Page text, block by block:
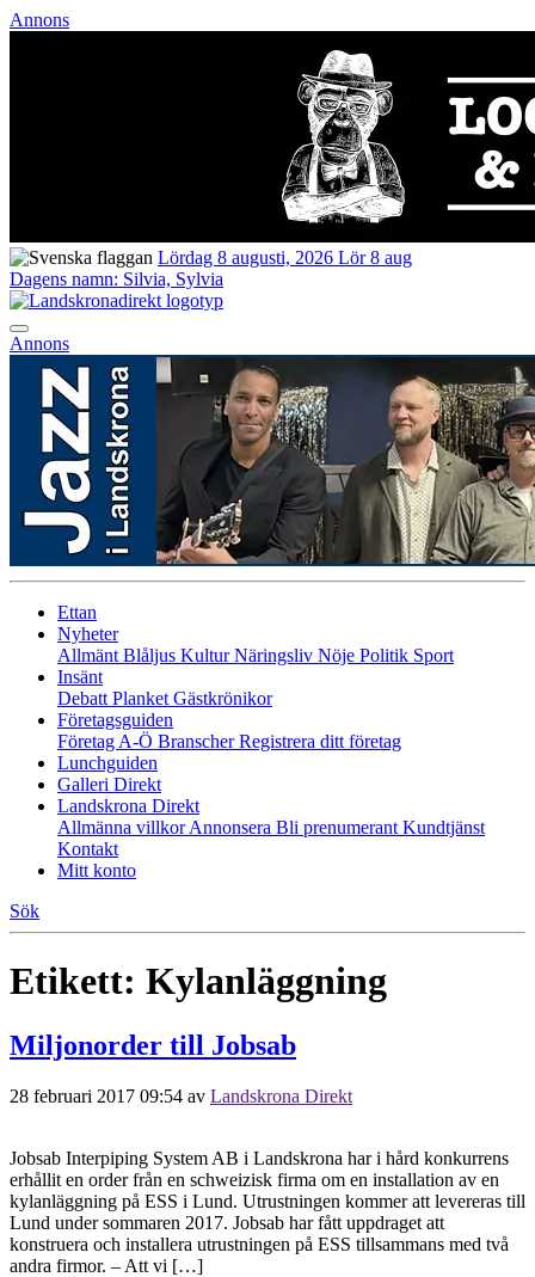
Annons
Lördag 8 augusti, 2026 Lör 8 aug
Dagens namn: Silvia, Sylvia
Annons
Ettan
Nyheter
Allmänt Blåljus KulturNäringsliv Nöje Politik Sport
Insänt
Debatt Planket Gästkrönikor
Företagsguiden
Företag A-Ö BranscherRegistrera ditt företag
Lunchguiden
Galleri Direkt
Landskrona Direkt
Allmänna villkorAnnonsera Bli prenumerant Kundtjänst
Kontakt
Mitt konto
Sök
Etikett: Kylanläggning
Miljonorder till Jobsab
28 februari 2017 09:54 av Landskrona Direkt
Jobsab Interpiping System AB i Landskrona har i hård konkurrens
erhållit en order från en schweizisk firma om en installation av en
kylanläggning på ESS i Lund. Utrustningen kommer att levereras till
Lund under sommaren 2017. Jobsab har fått uppdraget att
konstruera och installera utrustningen på ESS tillsammans med två
andra firmor. – Att vi […]